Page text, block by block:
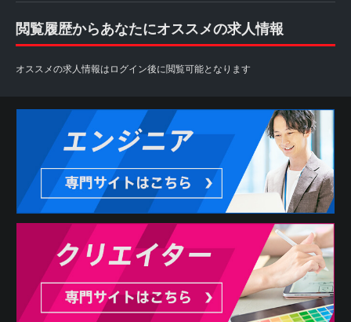
閲覧履歴からあなたにオススメの求人情報
オススメの求人情報はログイン後に閲覧可能となります